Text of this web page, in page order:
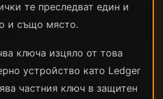
те преследват един и
и също място.
ключа изцяло от това
устройство като Ledger
частния ключ в защитен